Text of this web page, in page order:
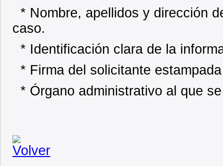
* Nombre, apellidos y dirección
caso.
* Identificación clara de la
* Firma del solicitante
* Órgano administrativo al que